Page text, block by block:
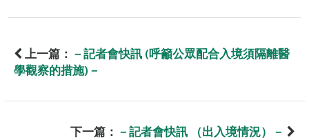
上一篇： －記者會快訊 (呼籲公眾配合入境須隔離醫
學觀察的措施)－
下一篇： －記者會快訊 （出入境情況）－